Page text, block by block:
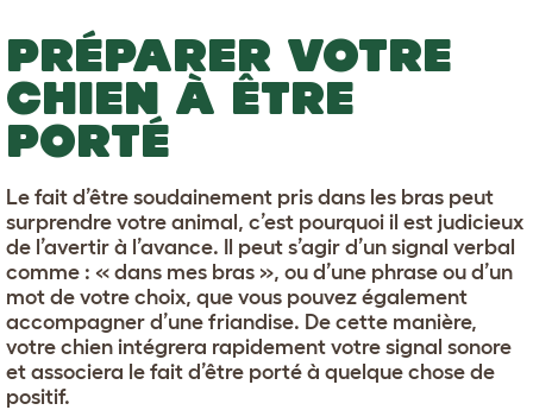
PRÉPARER VOTRE
CHIEN À ÊTRE
PORTÉ
Le fait d’être soudainement pris dans les bras peut
surprendre votre animal, c’est pourquoi il est judicieux
de l’avertir à l’avance. Il peut s’agir d’un signal verbal
comme : « dans mes bras », ou d’une phrase ou d’un
mot de votre choix, que vous pouvez également
accompagner d’une friandise. De cette manière,
votre chien intégrera rapidement votre signal sonore
et associera le fait d’être porté à quelque chose de
positif.